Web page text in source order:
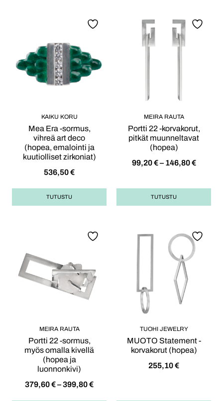
KAIKU KORU
Mea Era -sormus,
vihreä art deco
(hopea, emalointi ja
kuutiolliset zirkoniat)
536,50€
TUTUSTU
MEIRA RAUTA
Portti 22 -korvakorut,
pitkät muunneltavat
(hopea)
99,20€ – 146,80€
TUTUSTU
MEIRA RAUTA
Portti 22 -sormus,
myös omalla kivellä
(hopea ja
luonnonkivi)
379,60€–399,80€
TUOHI JEWELRY
MUOTO Statement -
korvakorut (hopea)
255,10€